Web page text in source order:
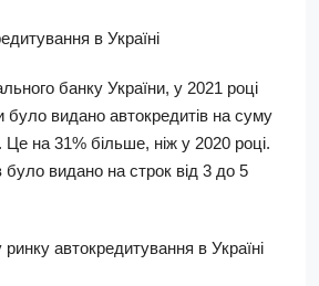
в Україні
банку України, у 2021 році
було видано автокредитів на суму
на 31% більше, ніж у 2020 році.
було видано на строк від 3 до 5
ринку автокредитування в Україні